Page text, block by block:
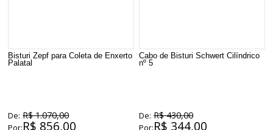
Bisturi Zepf para Coleta de Enxerto
Palatal
De: R$ 1.070,00
Por:R$ 856,00
Cabo de Bisturi Schwert Cilíndrico
nº 5
De: R$ 430,00
Por:R$ 344,00